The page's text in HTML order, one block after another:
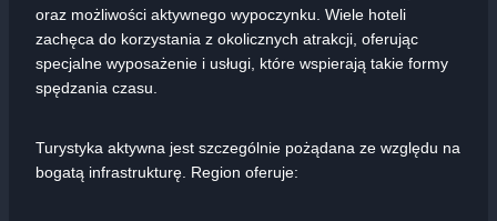
oraz możliwości aktywnego wypoczynku. Wiele hoteli
zachęca do korzystania z okolicznych atrakcji, oferując
specjalne wyposażenie i usługi, które wspierają takie formy
spędzania czasu.
Turystyka aktywna jest szczególnie pożądana ze względu na
bogatą infrastrukturę. Region oferuje: